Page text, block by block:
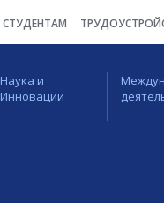
СТУДЕНТАМ
Наука и
Инновации